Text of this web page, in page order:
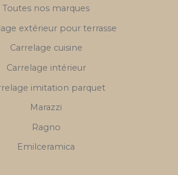
Toutes nos marques
extérieur pour terrasse
Carrelage cuisine
Carrelage intérieur
imitation parquet
Marazzi
Ragno
Emilceramica